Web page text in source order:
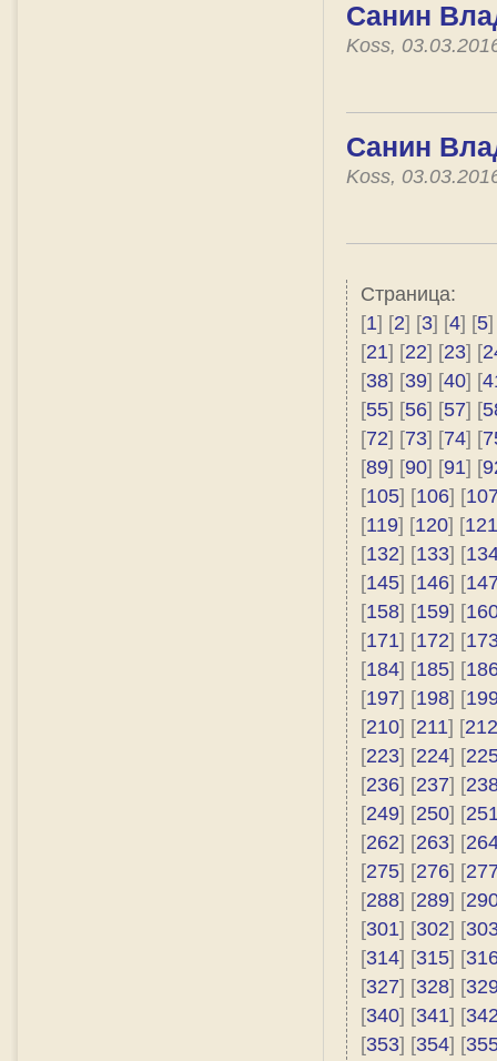
Санин
Koss,
Санин
Koss,
Страница:
[1] [2] [3] [4] [5]
[21] [22] [23] [
[38] [39] [40] [
[55] [56] [57] [
[72] [73] [74] [
[89] [90] [91] [
[105] [106] [
[119] [120] [121
[132] [133] [
[145] [146] [
[158] [159] [
[171] [172] [
[184] [185] [
[197] [198] [
[210] [211] [212
[223] [224] [
[236] [237] [
[249] [250] [
[262] [263] [
[275] [276] [
[288] [289] [
[301] [302] [
[314] [315] [
[327] [328] [
[340] [341] [
[353] [354] [